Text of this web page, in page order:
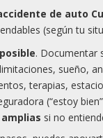
de auto
(según tu
. Documentar
sueño,
terapias,
(“estoy
si no